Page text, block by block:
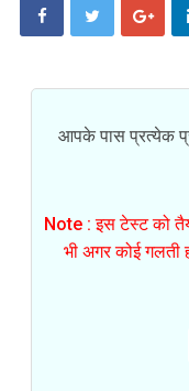
आपके पास प्रत्येक
Note : इस टेस्ट को
भी अगर कोई गलती